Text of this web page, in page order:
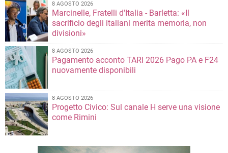
8 AGOSTO 2026
Marcinelle, Fratelli d'Italia - Barletta: «Il
sacrificio degli italiani merita memoria, non
divisioni»
8 AGOSTO 2026
Pagamento acconto TARI 2026 Pago PA e F24
nuovamente disponibili
8 AGOSTO 2026
Progetto Civico: Sul canale H serve una visione
come Rimini